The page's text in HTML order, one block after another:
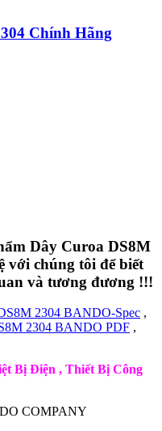
Chính Hãng
Dây Curoa DS8M
với chúng tôi để biết
và tương đương !!!
2304 BANDO-Spec ,
2304 BANDO PDF ,
Bị Điện , Thiết Bị Công
COMPANY